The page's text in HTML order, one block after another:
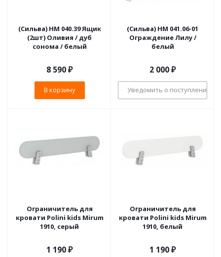
(Сильва) НМ 040.39 Ящик
(2шт) Оливия / дуб
сонома / белый
8 590₽
В корзину
(Сильва) НМ 041.06-01
Ограждение Лилу /
белый
2 000₽
Уведомить о поступлении
Ограничитель для
кровати Polini kids Mirum
1910, серый
1 190₽
Ограничитель для
кровати Polini kids Mirum
1910, белый
1 190₽